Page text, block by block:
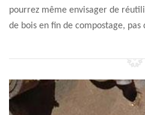
pourrez même envisager de
de bois en fin de compostage, pas